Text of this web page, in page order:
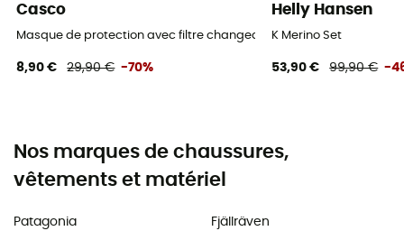
Casco
Masque de protection avec filtre changeable
8,90 € 29,90 € -70%
Helly Hansen
K Merino Set
53,90 € 99,90 € -
Nos marques de chaussures,
vêtements et matériel
Patagonia
Fjällräven